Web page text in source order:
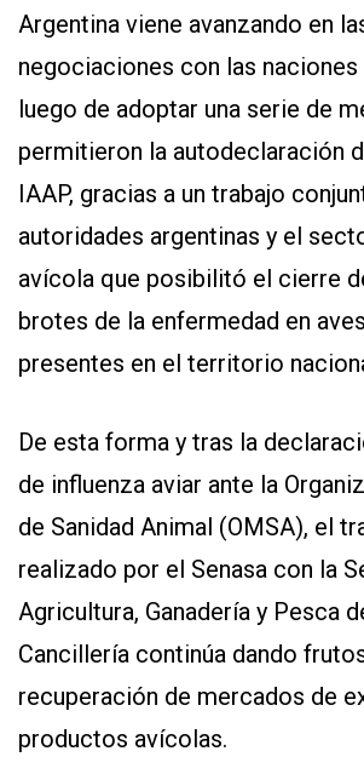
Argentina viene avanzando en
negociaciones con las
luego de adoptar una serie de
permitieron la autodeclaración
IAAP, gracias a un trabajo
autoridades argentinas y el
avícola que posibilitó el cierre
brotes de la enfermedad en
presentes en el territorio
De esta forma y tras la
de influenza aviar ante la
de Sanidad Animal (OMSA), el
realizado por el Senasa con la
Agricultura, Ganadería y Pesca
Cancillería continúa dando
recuperación de mercados de
productos avícolas.